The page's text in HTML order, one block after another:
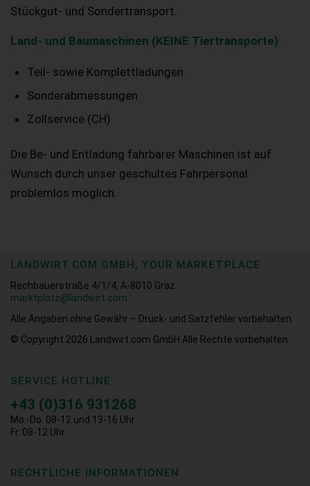
Stückgut- und Sondertransport.
Land- und Baumaschinen (KEINE Tiertransporte)
Teil- sowie Komplettladungen
Sonderabmessungen
Zollservice (CH)
Die Be- und Entladung fahrbarer Maschinen ist auf
Wunsch durch unser geschultes Fahrpersonal
problemlos möglich.
LANDWIRT.COM GMBH, YOUR MARKETPLACE
Rechbauerstraße 4/1/4, A-8010 Graz
marktplatz@landwirt.com
Alle Angaben ohne Gewähr – Druck- und Satzfehler vorbehalten.
© Copyright 2026
Landwirt.com GmbH Alle Rechte vorbehalten.
SERVICE HOTLINE
+43 (0)316 931268
Mo.-Do. 08-12 und 13-16 Uhr
Fr. 08-12 Uhr
RECHTLICHE INFORMATIONEN